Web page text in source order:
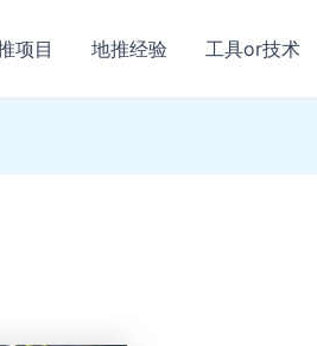
项目 地推经验 工具or技术